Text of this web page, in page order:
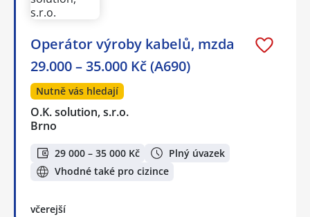
Operátor výroby kabelů, mzda
29.000 – 35.000 Kč (A690)
Nutně vás hledají
O.K. solution, s.r.o.
Brno
29 000 – 35 000 Kč
Plný úvazek
Vhodné také pro cizince
včerejší